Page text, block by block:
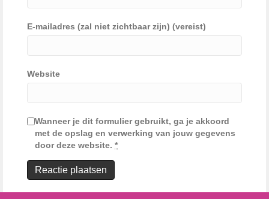
E-mailadres (zal niet zichtbaar zijn) (vereist)
Website
Wanneer je dit formulier gebruikt, ga je akkoord
met de opslag en verwerking van jouw gegevens
door deze website. *